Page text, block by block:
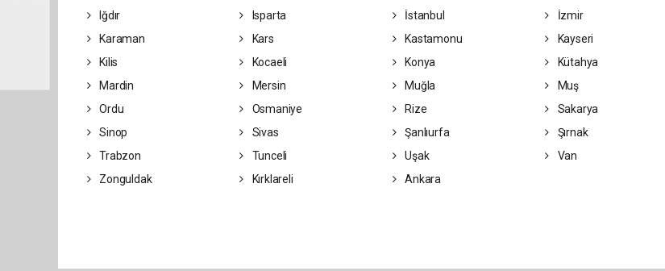
Iğdır
Isparta İstanbul İzmir
Karaman
Kars Kastamonu Kayseri
Kilis
Kocaeli Konya Kütahya
Mardin
Mersin Muğla Muş
Ordu
Osmaniye Rize Sakarya
Sinop
Sivas Şanlıurfa Şırnak
Trabzon
Tunceli Uşak Van
Zonguldak
Kırklareli Ankara